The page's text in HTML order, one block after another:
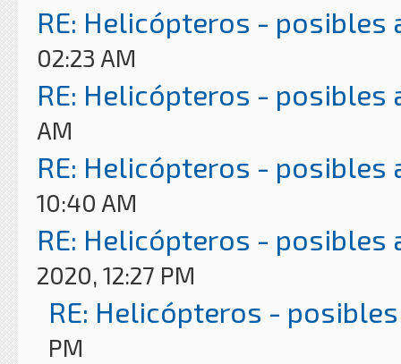
RE: Helicópteros - posibles
02:23 AM
RE: Helicópteros - posibles
AM
RE: Helicópteros - posibles
10:40 AM
RE: Helicópteros - posibles
2020, 12:27 PM
RE: Helicópteros -
PM